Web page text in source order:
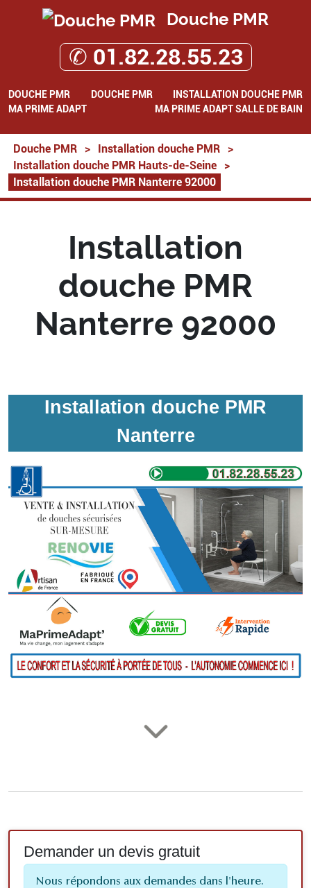
Douche PMR
✆ 01.82.28.55.23
DOUCHE PMR DOUCHE PMR
INSTALLATION DOUCHE PMR
MA PRIME ADAPT
MA PRIME ADAPT SALLE DE BAIN
Douche PMR > Installation douche PMR
>
Installation douche PMR Hauts-de-Seine
>
Installation douche PMR Nanterre 92000
Installation
douche PMR
Nanterre 92000
Installation douche PMR
Nanterre
Demander un devis gratuit
Nous répondons aux demandes dans l'heure.